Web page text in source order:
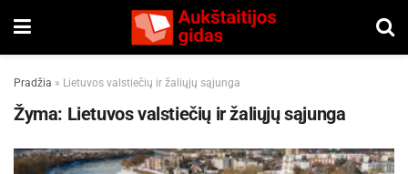
Pradžia » Lietuvos valstiečių ir žaliųjų sąjunga
Žyma: Lietuvos valstiečių ir žaliųjų sąjunga